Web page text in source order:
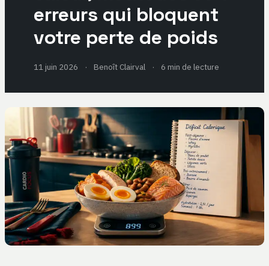
Lifestyle
erreurs qui bloquent
votre perte de poids
11 juin 2026 · Benoît Clairval · 6 min de lecture